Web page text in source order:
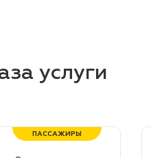
услуги
ПАССАЖИРЫ